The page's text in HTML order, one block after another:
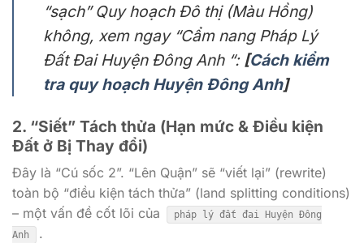
“sạch” Quy hoạch Đô thị (Màu Hồng)
không, xem ngay “Cẩm nang Pháp Lý
Đất Đai Huyện Đông Anh “: [Cách kiểm
tra quy hoạch Huyện Đông Anh]
2. “Siết” Tách thửa (Hạn mức & Điều kiện
Đất ở Bị Thay đổi)
Đây là “Cú sốc 2”. “Lên Quận” sẽ “viết lại” (rewrite)
toàn bộ “điều kiện tách thửa” (land splitting conditions)
– một vấn đề cốt lõi của
pháp lý đất đai Huyện Đông
Anh
.